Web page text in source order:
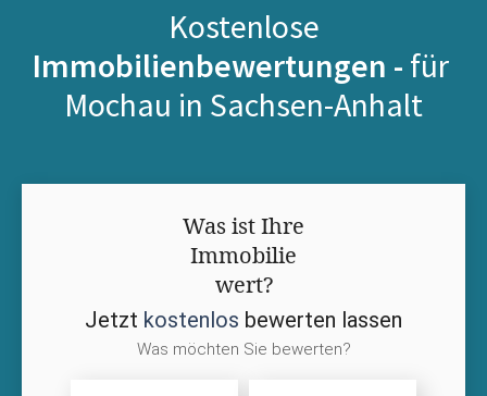
Kostenlose
Immobilienbewertungen - für
Mochau in Sachsen-Anhalt
Was ist Ihre
Immobilie
wert?
Jetzt kostenlos bewerten lassen
Was möchten Sie bewerten?